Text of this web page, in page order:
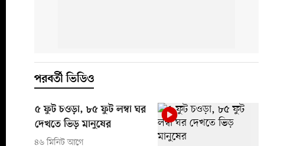
পরবর্তী ভিডিও
৫ ফুট চওড়া, ৮৫ ফুট লম্বা ঘর
দেখতে ভিড় মানুষের
৪৬ মিনিট আগে